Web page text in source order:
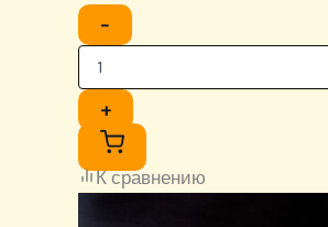
−
+
К сравнению